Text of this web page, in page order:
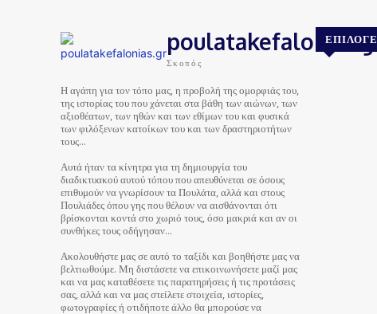
Σκοπός
Η αγάπη για τον τόπο μας, η προβολή της ομορφιάς του,
της ιστορίας του που χάνεται στα βάθη των αιώνων, των
αξιοθέατων, των ηθών και των εθίμων του και φυσικά
των φιλόξενων κατοίκων του και των δραστηριοτήτων
τους…
Αυτά ήταν τα κίνητρα για τη δημιουργία του
διαδικτυακού αυτού τόπου που απευθύνεται σε όσους
επιθυμούν να γνωρίσουν τα Πουλάτα, αλλά και στους
Πουλιάδες όπου γης που θέλουν να αισθάνονται ότι
βρίσκονται κοντά στο χωριό τους, όσο μακριά και αν οι
συνθήκες τους οδήγησαν…
Ακολουθήστε μας σε αυτό το ταξίδι και βοηθήστε μας να
βελτιωθούμε. Μη διστάσετε να επικοινωνήσετε μαζί μας
και να μας καταθέσετε τις παρατηρήσεις ή τις προτάσεις
σας, αλλά και να μας στείλετε στοιχεία, ιστορίες,
φωτογραφίες ή οτιδήποτε άλλο θα μπορούσε να